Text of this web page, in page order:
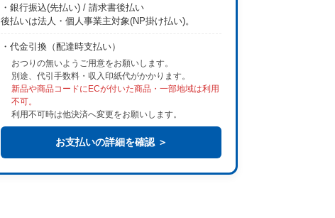
・銀行振込(先払い) / 請求書後払い
後払いは法人・個人事業主対象(NP掛け払い)。
・代金引換（配達時支払い）
おつりの無いようご用意をお願いします。
別途、代引手数料・収入印紙代がかかります。
新品や商品コードにECが付いた商品・一部地域は利用
不可。
利用不可時は他決済へ変更をお願いします。
お支払いの詳細を確認 ＞